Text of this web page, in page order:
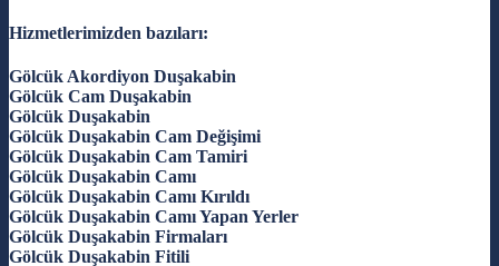
Hizmetlerimizden bazıları:
Gölcük Akordiyon Duşakabin
Gölcük Cam Duşakabin
Gölcük Duşakabin
Gölcük Duşakabin Cam Değişimi
Gölcük Duşakabin Cam Tamiri
Gölcük Duşakabin Camı
Gölcük Duşakabin Camı Kırıldı
Gölcük Duşakabin Camı Yapan Yerler
Gölcük Duşakabin Firmaları
Gölcük Duşakabin Fitili